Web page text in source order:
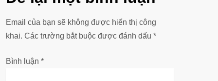
ư
n
Email của bạn sẽ không được hiển thị công
khai. Các trường bắt buộc được đánh dấu *
Bình luận *